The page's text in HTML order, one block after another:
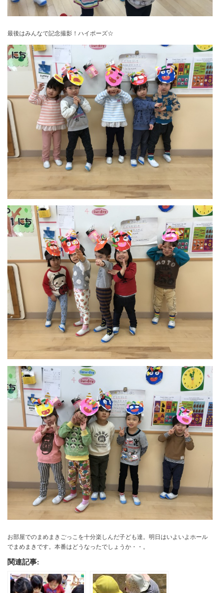
最後はみんなで記念撮影！ハイポーズ☆
お部屋でのまめまきごっこを十分楽しんだ子ども達。明日はいよいよホール
でまめまきです。本番はどうなったでしょうか・・。
関連記事: